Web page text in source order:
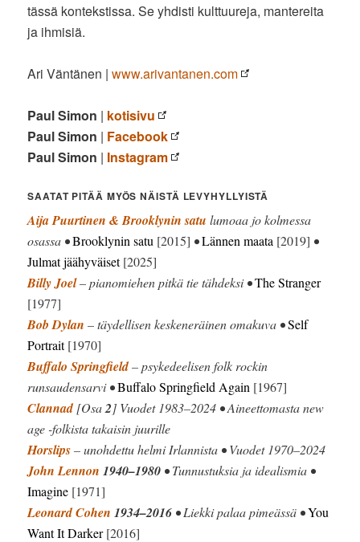
tässä kontekstissa. Se yhdisti kulttuureja, mantereita
ja ihmisiä.
Ari Väntänen |www.arivantanen.com
Paul Simon | kotisivu
Paul Simon | Facebook
Paul Simon | Instagram
SAATAT PITÄÄ MYÖS NÄISTÄ LEVYHYLLYISTÄ
Aija Puurtinen & Brooklynin satu lumoaa jo kolmessa
osassa •Brooklynin satu [2015] •Lännen maata [2019] •
Julmat jäähyväiset[2025]
Billy Joel– pianomiehen pitkä tie tähdeksi •The Stranger
[1977]
Bob Dylan – täydellisen keskeneräinen omakuva •Self
Portrait[1970]
Buffalo Springfield– psykedeelisen folk rockin
runsaudensarvi •Buffalo Springfield Again [1967]
Clannad[Osa2] Vuodet 1983–2024 • Aineettomasta new
age -folkista takaisin juurille
Horslips– unohdettu helmi Irlannista • Vuodet 1970–2024
John Lennon 1940–1980 • Tunnustuksia ja idealismia •
Imagine [1971]
Leonard Cohen 1934–2016 • Liekki palaa pimeässä •You
Want It Darker[2016]